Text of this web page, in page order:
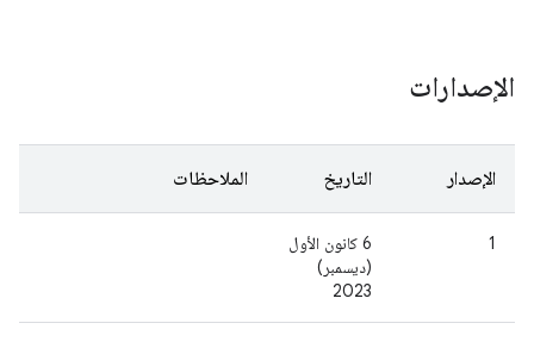
الإصدارات
الإصدار التاريخ الملاحظات
1
6 كانون الأول
(ديسمبر)
2023